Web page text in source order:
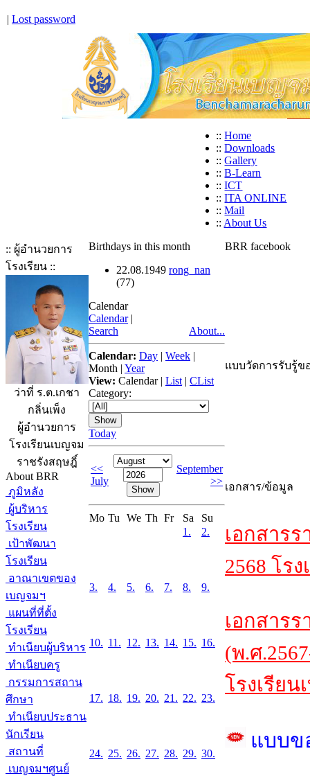
| Lost password
:: Home
:: Downloads
:: Gallery
:: B-Learn
:: ICT
:: ITA ONLINE
:: Mail
:: About Us
:: ผู้อำนวยการ
โรงเรียน ::
ว่าที่ ร.ต.เกชา
กลิ่นเพ็ง
ผู้อำนวยการ
โรงเรียนเบญจม
ราชรังสฤษฎิ์
About BRR
ภูมิหลัง
ผู้บริหาร
โรงเรียน
เป้าพัฒนา
โรงเรียน
อาณาเขตของ
เบญจมฯ
แผนที่ที่ตั้ง
โรงเรียน
ทำเนียบผู้บริหาร
ทำเนียบครู
กรรมการสถาน
ศึกษา
ทำเนียบประธาน
นักเรียน
สถานที่
เบญจมฯศูนย์
Birthdays in this month
22.08.1949 rong_nan
(77)
Calendar
Calendar |
Search
About...
Calendar: Day | Week |
Month | Year
View: Calendar| List | CList
Category:
Today
<<
July
September
>>
Mo Tu We Th Fr Sa
Su
1.
2.
3. 4. 5. 6. 7. 8. 9.
10. 11. 12. 13. 14. 15. 16.
17. 18. 19. 20. 21. 22. 23.
24. 25. 26. 27. 28. 29. 30.
BRR facebook
แบบวัดการรับรู้ข
เอกสาร/ข้อมูล
เอกสาร
2568 โร
เอกสาร
(พ.ศ
โรงเรีย
แบบข